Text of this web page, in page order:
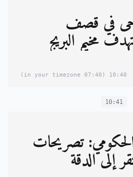
في قصف
مخيم البريج
10:40
(07:40 in your timezone)
10:41
تصريحات
إلى الدقة